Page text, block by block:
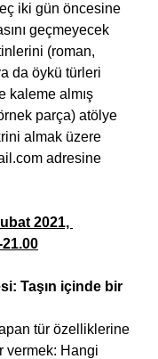
iki gün öncesine
geçmeyecek
(roman,
da öykü türleri
kaleme almış
parça) atölye
almak üzere
adresine
2021,
Taşın içinde bir
tür özelliklerine
vermek: Hangi